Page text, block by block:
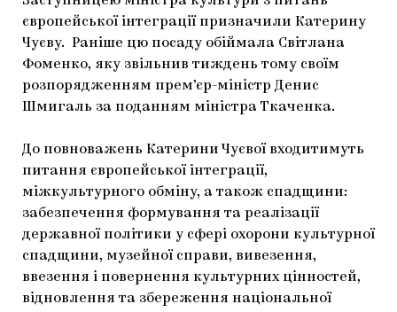
європейської інтеграції призначили Катерину
Чуєву. Раніше цю посаду обіймала Світлана
Фоменко, яку звільнив тиждень тому своїм
розпорядженням прем’єр-міністр Денис
Шмигаль за поданням міністра Ткаченка.
До повноважень Катерини Чуєвої входитимуть
питання європейської інтеграції,
міжкультурного обміну, а також спадщини:
забезпечення формування та реалізації
державної політики у сфері охорони культурної
спадщини, музейної справи, вивезення,
ввезення і повернення культурних цінностей,
відновлення та збереження національної